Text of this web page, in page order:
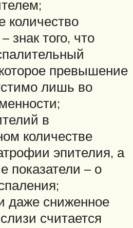
количество
знак того, что
превышение
лишь во
в
количестве
эпителия, а
показатели – о
даже сниженное
считается